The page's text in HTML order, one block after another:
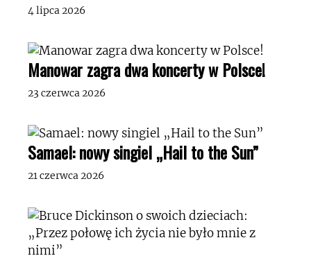
4 lipca 2026
Manowar zagra dwa koncerty w Polsce!
23 czerwca 2026
Samael: nowy singiel „Hail to the Sun”
21 czerwca 2026